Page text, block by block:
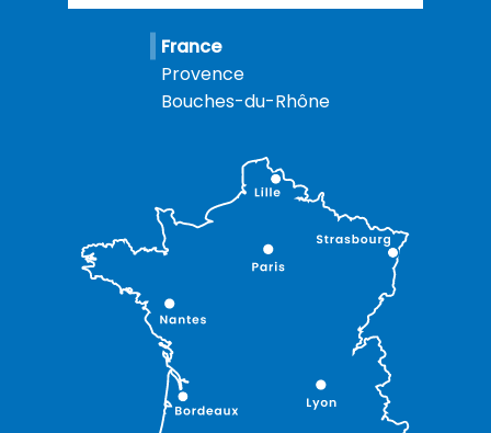
France
Provence
Bouches-du-Rhône